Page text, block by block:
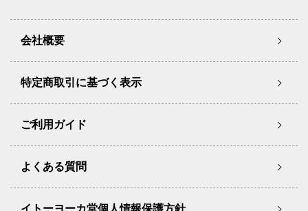
会社概要
特定商取引に基づく表示
ご利用ガイド
よくある質問